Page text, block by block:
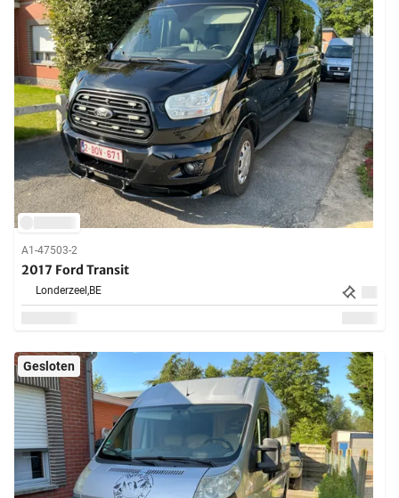
A1-47503-2
2017 Ford Transit
Londerzeel,BE
Gesloten